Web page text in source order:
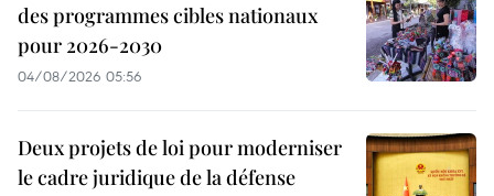
des programmes cibles nationaux
pour 2026-2030
04/08/2026 05:56
Deux projets de loi pour moderniser
le cadre juridique de la défense